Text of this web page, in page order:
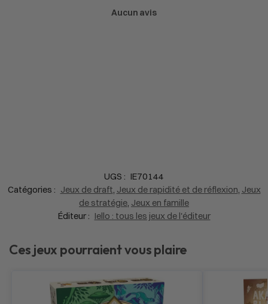
Aucun avis
UGS : IE70144
Catégories : Jeux de draft, Jeux de rapidité et de réflexion, Jeux
de stratégie, Jeux en famille
Éditeur : Iello : tous les jeux de l'éditeur
Ces jeux pourraient vous plaire